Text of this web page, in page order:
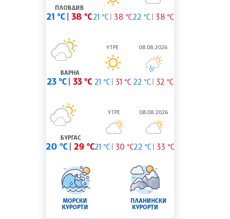
ПЛОВДИВ
21 °C 38 °C21 °C 38 °C22 °C 38 °C
ВАРНА
23 °C 33 °C
УТРЕ
21 °C 31 °C
08.08.2026
22 °C 32 °C
БУРГАС
20 °C 29 °C
УТРЕ
21 °C 30 °C
08.08.2026
22 °C 33 °C
МОРСКИ
КУРОРТИ
ПЛАНИНСКИ
КУРОРТИ